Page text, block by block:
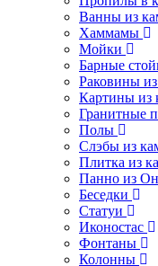
Ванны из
Хаммамы
Мойки
Барные
Раковины
Картины из
Гранитные
Полы
Слэбы из
Плитка из
Панно из
Беседки
Статуи
Иконостас
Фонтаны
Колонны